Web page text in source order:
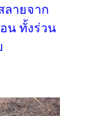
ายจาก
น ทั้งร่วน